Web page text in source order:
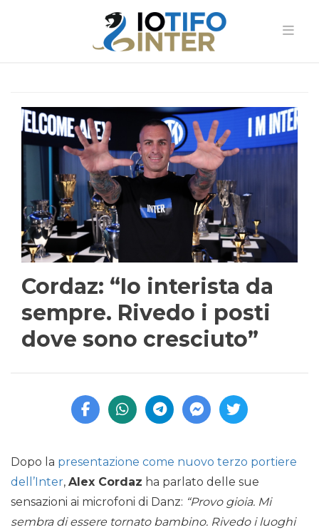
Cordaz: “Io interista da
sempre. Rivedo i posti
dove sono cresciuto”
Dopo la presentazione come nuovo terzo portiere
dell’Inter, Alex Cordaz ha parlato delle sue
sensazioni ai microfoni di Danz: “Provo gioia. Mi
sembra di essere tornato bambino. Rivedo i luoghi